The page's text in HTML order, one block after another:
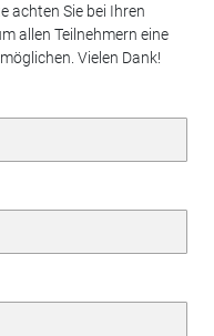
achten Sie bei Ihren
allen Teilnehmern eine
Vielen Dank!